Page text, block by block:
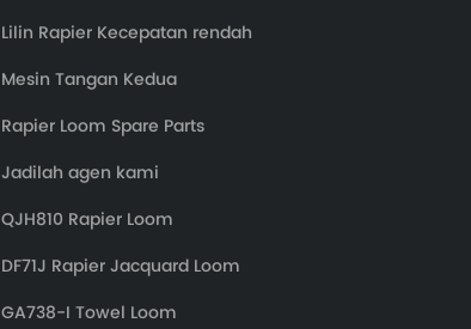
Lilin Rapier Kecepatan rendah
Mesin Tangan Kedua
Rapier Loom Spare Parts
Jadilah agen kami
QJH810 Rapier Loom
DF71J Rapier Jacquard Loom
GA738-I Towel Loom